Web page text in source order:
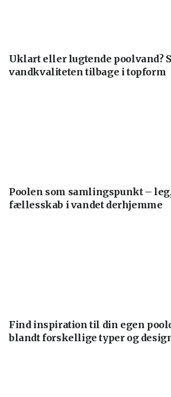
Uklart eller lugtende poolvand?
vandkvaliteten tilbage i topform
Poolen som samlingspunkt –
fællesskab i vandet derhjemme
Find inspiration til din egen
blandt forskellige typer og